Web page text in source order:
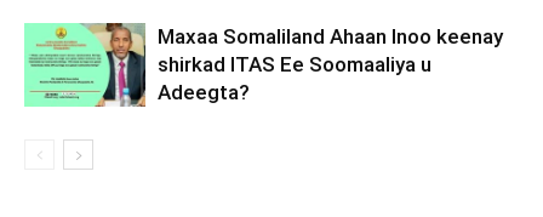
Maxaa Somaliland Ahaan Inoo keenay
shirkad ITAS Ee Soomaaliya u
Adeegta?